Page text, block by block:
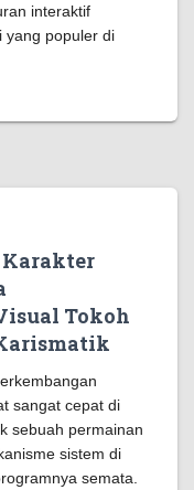
interaktif
yang populer di
Karakter
Tokoh
sangat cepat di
sebuah permainan
sistem di
semata.